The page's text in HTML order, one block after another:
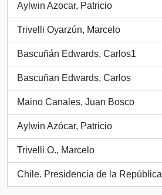
Aylwin Azocar, Patricio
, 1381 results
Trivelli Oyarzún, Marcelo
, 1030 results
Bascuñán Edwards, Carlos1
, 712 results
Bascuñan Edwards, Carlos
, 525 results
Maino Canales, Juan Bosco
, 444 results
Aylwin Azócar, Patricio
, 397 results
Trivelli O., Marcelo
, 373 results
Chile. Presidencia de la República
, 370 results